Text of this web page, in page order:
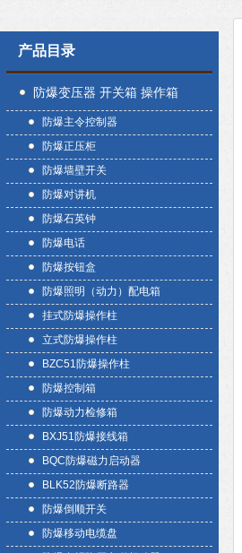
产品目录
防爆变压器 开关箱 操作箱
防爆主令控制器
防爆正压柜
防爆墙壁开关
防爆对讲机
防爆石英钟
防爆电话
防爆按钮盒
防爆照明（动力）配电箱
挂式防爆操作柱
立式防爆操作柱
BZC51防爆操作柱
防爆控制箱
防爆动力检修箱
BXJ51防爆接线箱
BQC防爆磁力启动器
BLK52防爆断路器
防爆倒顺开关
防爆移动电缆盘